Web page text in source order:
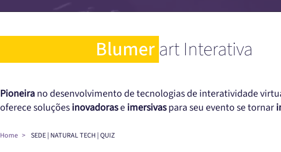
Blumerart Interativa
Pioneirano desenvolvimento de tecnologias de interatividade
oferece soluçõesinovadoraseimersivaspara seu evento se tornar
Home SEDE | NATURAL TECH | QUIZ